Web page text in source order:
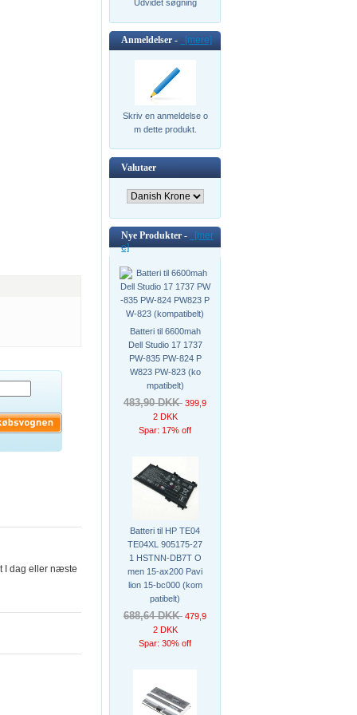
I dag eller næste
Udvidet søgning
Anmeldelser - [mere]
Skriv en anmeldelse o
m dette produkt.
Valutaer
Nye Produkter -
[mer
e]
Batteri til 6600mah
Dell Studio 17 1737
PW-835 PW-824 P
W823 PW-823 (ko
mpatibelt)
483,90 DKK 399,9
2 DKK
Spar: 17% off
Batteri til HP TE04
TE04XL 905175-27
1 HSTNN-DB7T O
men 15-ax200 Pavi
lion 15-bc000 (kom
patibelt)
688,64 DKK 479,9
2 DKK
Spar: 30% off